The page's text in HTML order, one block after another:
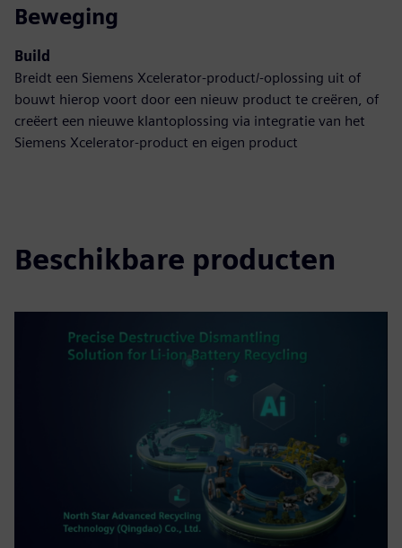
Beweging
Build
Breidt een Siemens Xcelerator-product/-oplossing uit of
bouwt hierop voort door een nieuw product te creëren, of
creëert een nieuwe klantoplossing via integratie van het
Siemens Xcelerator-product en eigen product
Beschikbare producten